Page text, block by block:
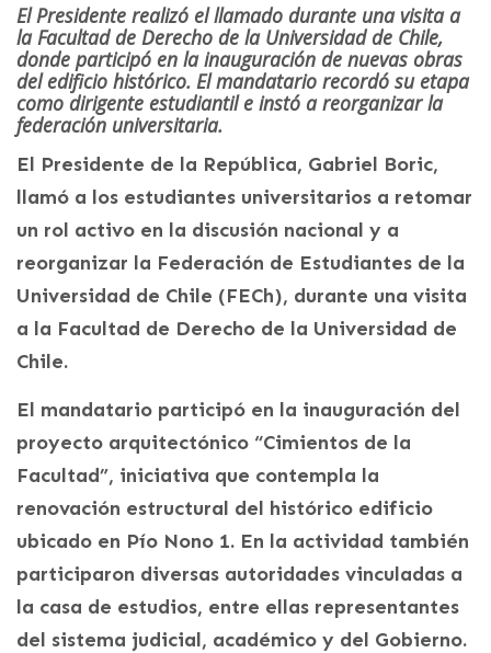
El Presidente realizó el llamado durante una visita a
la Facultad de Derecho de la Universidad de Chile,
donde participó en la inauguración de nuevas obras
del edificio histórico. El mandatario recordó su etapa
como dirigente estudiantil e instó a reorganizar la
federación universitaria.
El Presidente de la República, Gabriel Boric,
llamó a los estudiantes universitarios a retomar
un rol activo en la discusión nacional y a
reorganizar la Federación de Estudiantes de la
Universidad de Chile (FECh), durante una visita
a la Facultad de Derecho de la Universidad de
Chile.
El mandatario participó en la inauguración del
proyecto arquitectónico “Cimientos de la
Facultad”, iniciativa que contempla la
renovación estructural del histórico edificio
ubicado en Pío Nono 1. En la actividad también
participaron diversas autoridades vinculadas a
la casa de estudios, entre ellas representantes
del sistema judicial, académico y del Gobierno.